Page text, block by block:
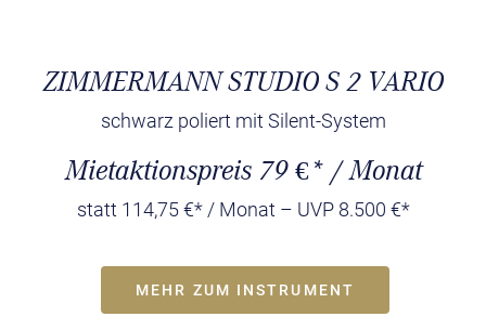
ZIMMERMANN STUDIO S 2 VARIO
schwarz poliert mit Silent-System
Mietaktionspreis 79 €* / Monat
statt 114,75 €* / Monat – UVP 8.500 €*
MEHR ZUM INSTRUMENT